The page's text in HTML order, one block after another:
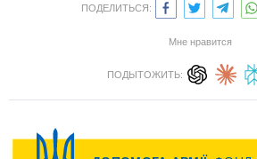
ПОДЕЛИТЬСЯ:
Мне нравится
ПОДЫТОЖИТЬ: